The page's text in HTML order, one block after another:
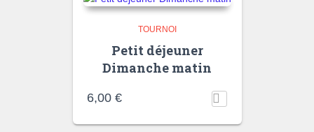
TOURNOI
Petit déjeuner
Dimanche matin
6,00 €